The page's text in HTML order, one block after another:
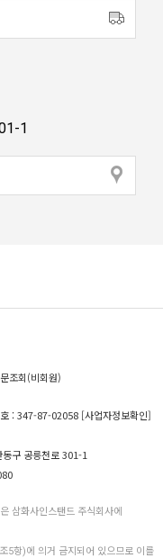
1
조회(비회원)
호 : 347-87-02058 [사업자정보확인]
구 공릉천로 301-1
삼화사인스탠드 주식회사에
5항)에 의거 금지되어 있으므로 이를